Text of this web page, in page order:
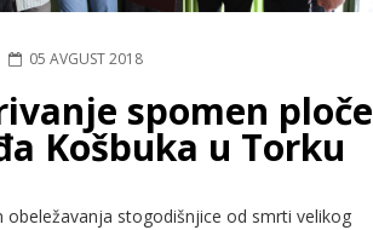
05 AVGUST 2018
spomen ploče
Košbuka u Torku
obeležavanja stogodišnjice od smrti velikog